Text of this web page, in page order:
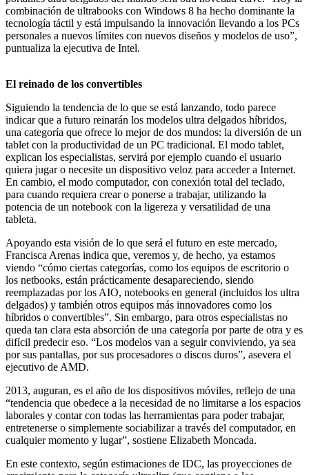
combinación de ultrabooks con Windows 8 ha hecho dominante la
tecnología táctil y está impulsando la innovación llevando a los PCs
personales a nuevos límites con nuevos diseños y modelos de uso”,
puntualiza la ejecutiva de Intel.
El reinado de los convertibles
Siguiendo la tendencia de lo que se está lanzando, todo parece
indicar que a futuro reinarán los modelos ultra delgados híbridos,
una categoría que ofrece lo mejor de dos mundos: la diversión de un
tablet con la productividad de un PC tradicional. El modo tablet,
explican los especialistas, servirá por ejemplo cuando el usuario
quiera jugar o necesite un dispositivo veloz para acceder a Internet.
En cambio, el modo computador, con conexión total del teclado,
para cuando requiera crear o ponerse a trabajar, utilizando la
potencia de un notebook con la ligereza y versatilidad de una
tableta.
Apoyando esta visión de lo que será el futuro en este mercado,
Francisca Arenas indica que, veremos y, de hecho, ya estamos
viendo “cómo ciertas categorías, como los equipos de escritorio o
los netbooks, están prácticamente desapareciendo, siendo
reemplazadas por los AIO, notebooks en general (incluidos los ultra
delgados) y también otros equipos más innovadores como los
híbridos o convertibles”. Sin embargo, para otros especialistas no
queda tan clara esta absorción de una categoría por parte de otra y es
difícil predecir eso. “Los modelos van a seguir conviviendo, ya sea
por sus pantallas, por sus procesadores o discos duros”, asevera el
ejecutivo de AMD.
2013, auguran, es el año de los dispositivos móviles, reflejo de una
“tendencia que obedece a la necesidad de no limitarse a los espacios
laborales y contar con todas las herramientas para poder trabajar,
entretenerse o simplemente sociabilizar a través del computador, en
cualquier momento y lugar”, sostiene Elizabeth Moncada.
En este contexto, según estimaciones de IDC, las proyecciones de